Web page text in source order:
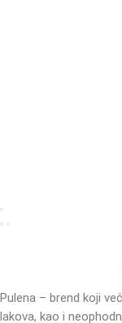
Pulena – brend koji
lakova, kao i